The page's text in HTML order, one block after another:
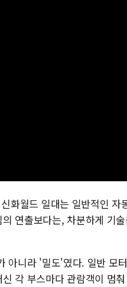
화월드 일대는 일반적인 자
연출보다는, 차분하게 기
아니라 '밀도'였다. 일반 모
각 부스마다 관람객이 멈